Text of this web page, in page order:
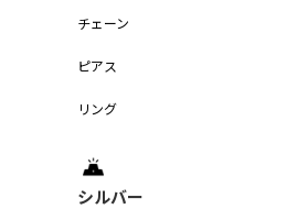
チェーン
ピアス
リング
シルバー